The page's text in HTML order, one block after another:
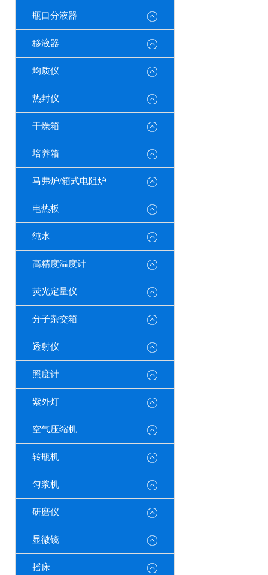
瓶口分液器
移液器
均质仪
热封仪
干燥箱
培养箱
马弗炉/箱式电阻炉
电热板
纯水
高精度温度计
荧光定量仪
分子杂交箱
透射仪
照度计
紫外灯
空气压缩机
转瓶机
匀浆机
研磨仪
显微镜
摇床